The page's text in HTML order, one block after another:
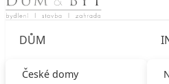
DŮM
České domy